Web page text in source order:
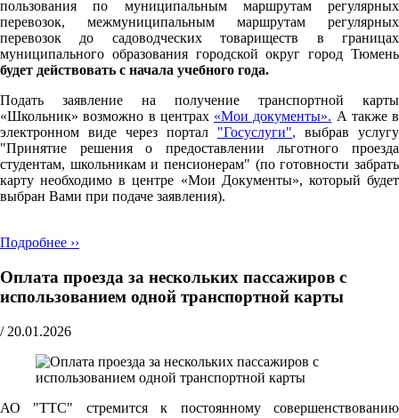
пользования по муниципальным маршрутам регулярных
перевозок, межмуниципальным маршрутам регулярных
перевозок до садоводческих товариществ в границах
муниципального образования городской округ город Тюмень
будет действовать с начала учебного года.
Подать заявление на получение транспортной карты
«Школьник» возможно в центрах «Мои документы». А также в
электронном виде через портал "Госуслуги", выбрав услугу
"Принятие решения о предоставлении льготного проезда
студентам, школьникам и пенсионерам" (по готовности забрать
карту необходимо в центре «Мои Документы», который будет
выбран Вами при подаче заявления).
Подробнее ››
Оплата проезда за нескольких пассажиров с
использованием одной транспортной карты
/ 20.01.2026
АО "ТТС" стремится к постоянному совершенствованию